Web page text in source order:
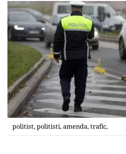
politist, politisti, amenda, trafic,